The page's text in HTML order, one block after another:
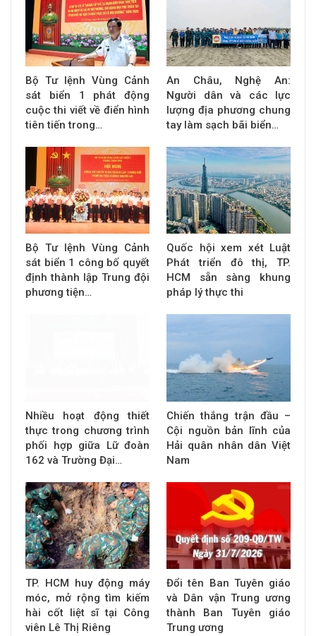
Bộ Tư lệnh Vùng Cảnh
sát biển 1 phát động
cuộc thi viết về điển hình
tiên tiến trong…
An Châu, Nghệ An:
Người dân và các lực
lượng địa phương chung
tay làm sạch bãi biển…
Bộ Tư lệnh Vùng Cảnh
sát biển 1 công bố quyết
định thành lập Trung đội
phương tiện…
Quốc hội xem xét Luật
Phát triển đô thị, TP.
HCM sẵn sàng khung
pháp lý thực thi
Nhiều hoạt động thiết
thực trong chương trình
phối hợp giữa Lữ đoàn
162 và Trường Đại…
Chiến thắng trận đầu –
Cội nguồn bản lĩnh của
Hải quân nhân dân Việt
Nam
TP. HCM huy động máy
móc, mở rộng tìm kiếm
hài cốt liệt sĩ tại Công
viên Lê Thị Riêng
Đổi tên Ban Tuyên giáo
và Dân vận Trung ương
thành Ban Tuyên giáo
Trung ương